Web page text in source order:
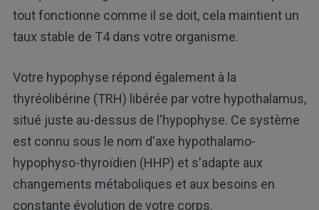
tout fonctionne comme il se doit, cela maintient un
taux stable de T4 dans votre organisme.
Votre hypophyse répond également à la
thyréolibérine (TRH) libérée par votre hypothalamus,
situé juste au-dessus de l'hypophyse. Ce système
est connu sous le nom d'axe hypothalamo-
hypophyso-thyroïdien (HHP) et s'adapte aux
changements métaboliques et aux besoins en
constante évolution de votre corps.